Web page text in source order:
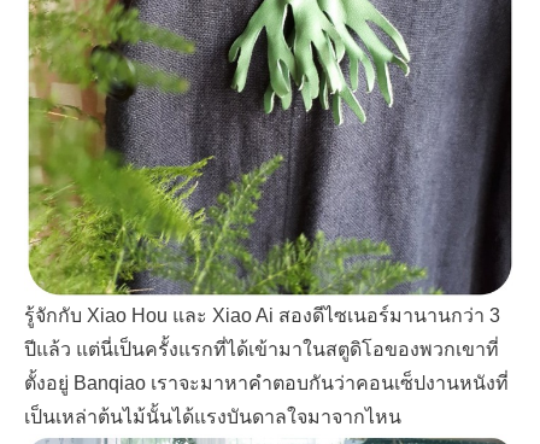
รู้จักกับ Xiao Hou และ Xiao Ai สองดีไซเนอร์มานานกว่า 3
ปีแล้ว แต่นี่เป็นครั้งแรกที่ได้เข้ามาในสตูดิโอของพวกเขาที่
ตั้งอยู่ Banqiao เราจะมาหาคำตอบกันว่าคอนเซ็ปงานหนังที่
เป็นเหล่าต้นไม้นั้นได้แรงบันดาลใจมาจากไหน